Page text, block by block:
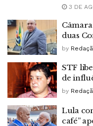
3 DE
duas
by
STF
de
by
Lula
café”